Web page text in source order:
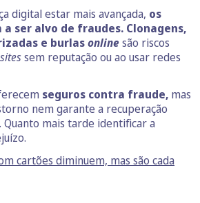
digital estar mais avançada, os
ser alvo de fraudes. Clonagens,
e burlasonlinesão riscos
sitessem reputação ou ao usar redes
seguros contra fraude, mas
nem garante a recuperação
Quanto mais tarde identificar a
cartões diminuem, mas são cada